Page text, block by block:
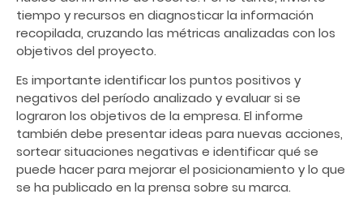
tiempo y recursos en diagnosticar la información
recopilada, cruzando las métricas analizadas con los
objetivos del proyecto.
Es importante identificar los puntos positivos y
negativos del período analizado y evaluar si se
lograron los objetivos de la empresa. El informe
también debe presentar ideas para nuevas acciones,
sortear situaciones negativas e identificar qué se
puede hacer para mejorar el posicionamiento y lo que
se ha publicado en la prensa sobre su marca.